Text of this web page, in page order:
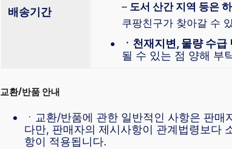
배송기간 – 도서 산간 지역 등은
쿠팡친구가 찾아갈 수
ㆍ천재지변, 물량 수급
될 수 있는 점 양해 부
교환/반품 안내
ㆍ교환/반품에 관한 일반적인 사항은 판
다만, 판매자의 제시사항이 관계법령보다
항이 적용됩니다.